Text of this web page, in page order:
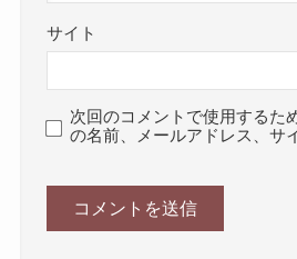
サイト
次回のコメントで使用するた
の名前、メールアドレス、サ